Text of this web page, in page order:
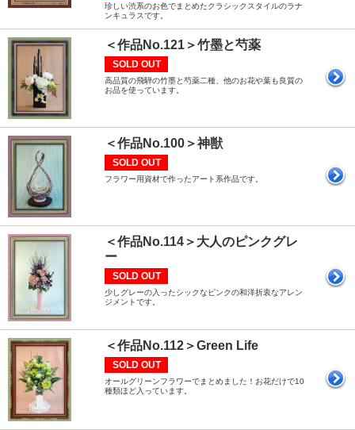
珍しい渋系のお色でまとめたクラシックスタイルのラナ
ンキュラスです。
＜作品No.121＞竹墨と芍薬
SOLD OUT
高品質の飛騨の竹墨と芍薬二種、他のお花や葉も良質の
お品を使っています。
＜作品No.100＞神獣
SOLD OUT
フラワー用資材で作ったアート系作品です。
＜作品No.114＞大人のピンクグレ
ー
SOLD OUT
少しグレーの入ったシックなピンクの和洋折衷なアレン
ジメントです。
＜作品No.112＞Green Life
SOLD OUT
オールグリーンフラワーでまとめました！お花だけで10
種類ほど入っています。